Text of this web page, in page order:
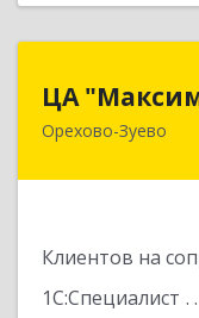
ЦА
Орехово-Зуево
Клиентов на
1С:Специалист
142600,